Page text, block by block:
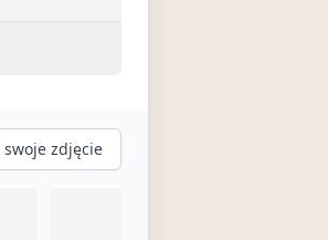
zdjęcie